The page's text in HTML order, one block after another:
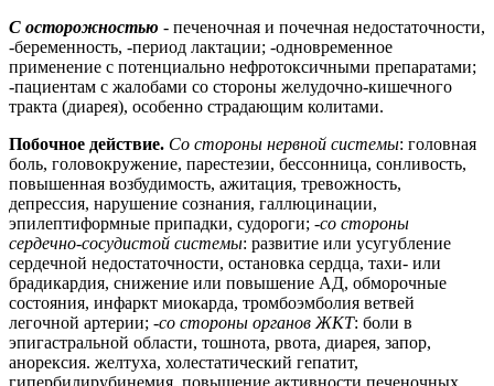
С осторожностью - печеночная и почечная недостаточности,
-беременность, -период лактации; -одновременное
применение с потенциально нефротоксичными препаратами;
-пациентам с жалобами со стороны желудочно-кишечного
тракта (диарея), особенно страдающим колитами.
Побочное действие. Со стороны нервной системы: головная
боль, головокружение, парестезии, бессонница, сонливость,
повышенная возбудимость, ажитация, тревожность,
депрессия, нарушение сознания, галлюцинации,
эпилептиформные припадки, судороги; -со стороны
сердечно-сосудистой системы: развитие или усугубление
сердечной недостаточности, остановка сердца, тахи- или
брадикардия, снижение или повышение АД, обморочные
состояния, инфаркт миокарда, тромбоэмболия ветвей
легочной артерии; -со стороны органов ЖКТ: боли в
эпигастральной области, тошнота, рвота, диарея, запор,
анорексия. желтуха, холестатический гепатит,
гипербилирубинемия, повышение активности печеночных